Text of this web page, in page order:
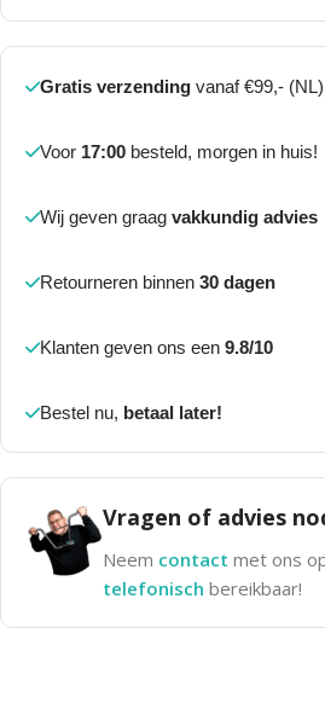
Gratis verzending vanaf €99,- (NL)
Voor 17:00 besteld, morgen in huis!
Wij geven graag vakkundig advies
Retourneren binnen 30 dagen
Klanten geven ons een 9.8/10
Bestel nu, betaal later!
Vragen of advies
Neem contact met ons
telefonisch bereikbaar!